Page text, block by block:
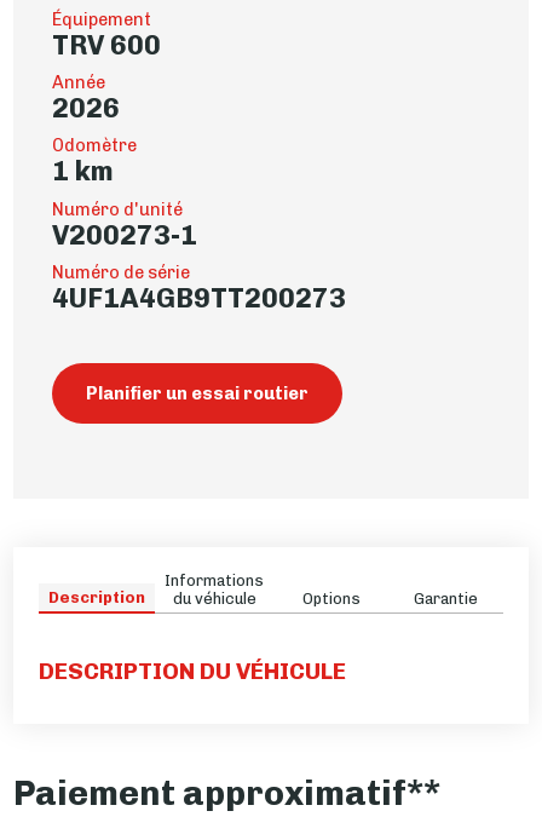
Équipement
TRV 600
Année
2026
Odomètre
1 km
Numéro d'unité
V200273-1
Numéro de série
4UF1A4GB9TT200273
Planifier un essai routier
Description
Informations
du véhicule
Options Garantie
DESCRIPTION DU VÉHICULE
Paiement approximatif**